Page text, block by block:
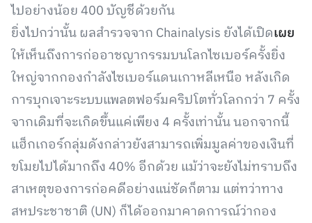
ไปอย่างน้อย 400 บัญชีด้วยกัน
ยิ่งไปกว่านั้น ผลสำรวจจาก Chainalysis ยังได้เปิดเผย
ให้เห็นถึงการก่ออาชญากรรมบนโลกไซเบอร์ครั้งยิ่ง
ใหญ่จากกองกำลังไซเบอร์แดนเกาหลีเหนือ หลังเกิด
การบุกเจาะระบบแพลตฟอร์มคริปโตทั่วโลกกว่า 7 ครั้ง
จากเดิมที่จะเกิดขึ้นแค่เพียง 4 ครั้งเท่านั้น นอกจากนี้
แฮ็กเกอร์กลุ่มดังกล่าวยังสามารถเพิ่มมูลค่าของเงินที่
ขโมยไปได้มากถึง 40% อีกด้วย แม้ว่าจะยังไม่ทราบถึง
สาเหตุของการก่อคดีอย่างแน่ชัดก็ตาม แต่ทว่าทาง
สหประชาชาติ (UN) ก็ได้ออกมาคาดการณ์ว่ากอง